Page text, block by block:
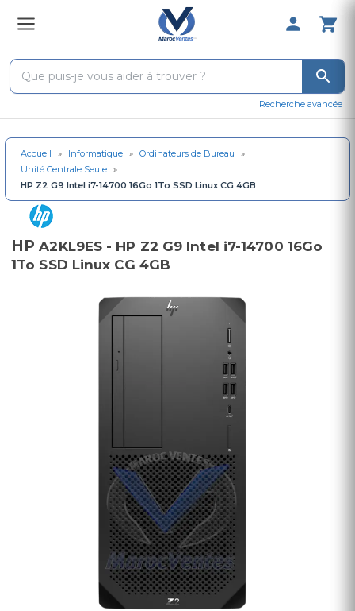
0 Produit
Recherche avancée
Accueil » Informatique » Ordinateurs de Bureau
»
Unité Centrale Seule »
HP Z2 G9 Intel i7-14700 16Go 1To SSD Linux CG 4GB
HPA2KL9ES - HP Z2 G9 Intel i7-14700 16Go
1To SSD Linux CG 4GB